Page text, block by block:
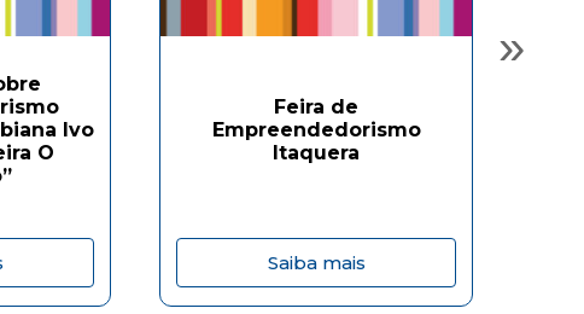
Ivo
O
Feira de
Empreendedorismo
Itaquera
Saiba mais
»